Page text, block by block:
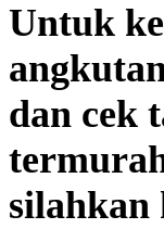
Untuk
dan cek
silahkan